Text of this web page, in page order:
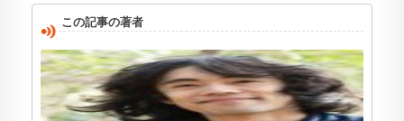
この記事の著者